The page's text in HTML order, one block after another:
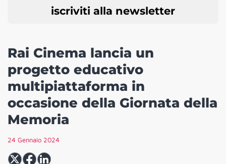
iscriviti alla newsletter
Rai Cinema lancia un
progetto educativo
multipiattaforma in
occasione della Giornata della
Memoria
24 Gennaio 2024